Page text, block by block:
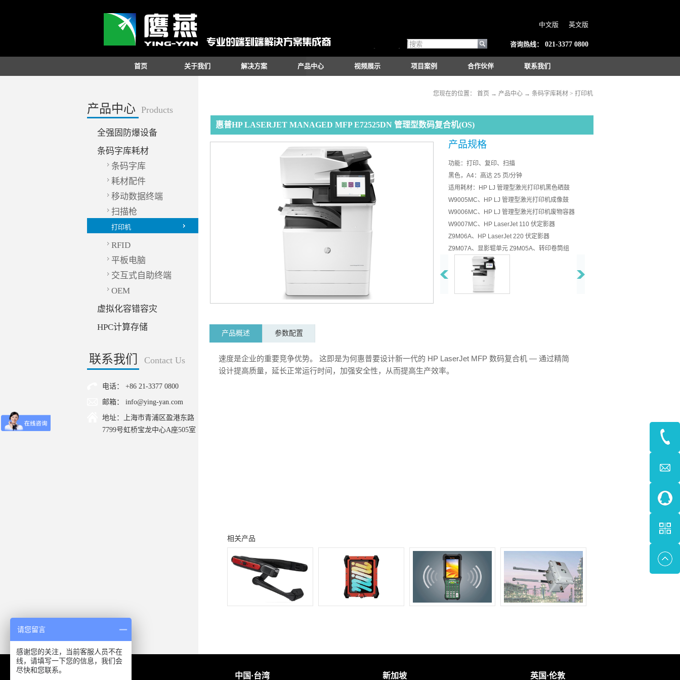
咨询热线： 021-3377 0800
中文版 英文版
首页 关于我们 解决方案 产品中心 视频展示 项目案例 合作伙伴 联系我们
您现在的位置： 首页 → 产品中心 → 条码字库耗材 > 打印机
产品中心 Products
全强固防爆设备
条码字库耗材
条码字库
耗材配件
移动数据终端
扫描枪
打印机
RFID
平板电脑
交互式自助终端
OEM
虚拟化容错容灾
HPC计算存储
联系我们 Contact Us
电话： +86 21-3377 0800
邮箱： info@ying-yan.com
地址：上海市青浦区盈港东路
7799号虹桥宝龙中心A座505室
惠普HP LASERJET MANAGED MFP E72525DN 管理型数码复合机(OS)
产品规格
功能： 打印、复印、扫描
黑色， A4：高达 25 页/分钟
适用耗材：
HP LJ 管理型激光打印机黑色硒鼓
W9005MC、HP LJ 管理型激光打印机成像鼓
W9006MC、HP LJ 管理型激光打印机废物容器
W9007MC、HP LaserJet 110 伏定影器
Z9M06A、HP LaserJet 220 伏定影器
Z9M07A、显影辊单元 Z9M05A、转印卷筒组
件 Z9M08A、HP LaserJet 纸盒 2-x 卷筒
Z7Y83A、HP LaserJet ADF 拾纸滚筒
产品概述 参数配置
速度是企业的重要竞争优势。 这即是为何惠普要设计新一代的 HP LaserJet MFP 数码复合机 — 通过精简
设计提高质量，延长正常运行时间，加强安全性，从而提高生产效率。
相关产品
中国·台湾 新加坡 英国·伦敦
请您留言
感谢您的关注，当前客服人员不在
线，请填写一下您的信息，我们会
尽快和您联系。